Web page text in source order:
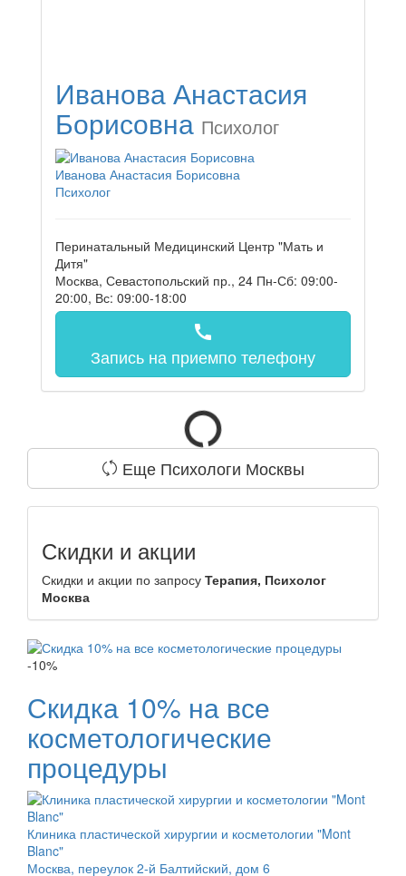
Иванова Анастасия
Борисовна Психолог
Иванова Анастасия Борисовна
Психолог
Перинатальный Медицинский Центр "Мать и
Дитя"
Москва, Севастопольский пр., 24 Пн-Сб: 09:00-
20:00, Вс: 09:00-18:00
call
Запись на приемпо телефону
Еще Психологи Москвы
Скидки и акции
Скидки и акции по запросу Терапия, Психолог
Москва
-10%
Скидка 10% на все
косметологические
процедуры
Клиника пластической хирургии и косметологии "Mont
Blanc"
Москва, переулок 2-й Балтийский, дом 6